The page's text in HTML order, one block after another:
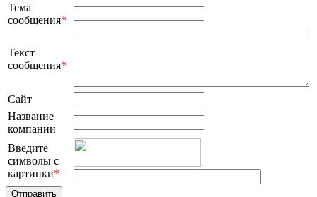
Тема
сообщения*
Текст
сообщения*
Сайт
Название
компании
Введите
символы с
картинки*